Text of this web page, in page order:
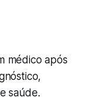
médico após
saúde.